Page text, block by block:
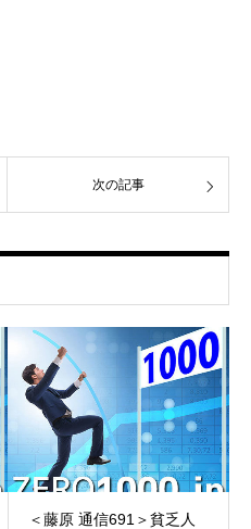
次の記事
＜藤原 通信691＞貧乏人